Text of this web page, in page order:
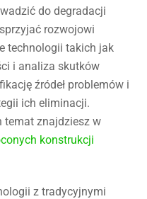
do degradacji
rozwojowi
technologii takich jak
i analiza skutków
źródeł problemów i
ich eliminacji.
temat znajdziesz w
konstrukcji
z tradycyjnymi